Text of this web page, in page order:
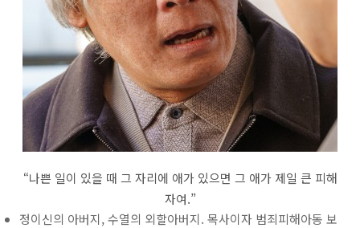
“나쁜 일이 있을 때 그 자리에 애가 있으면 그 애가 제일 큰 피해
자여.”
정이신의 아버지, 수열의 외할아버지. 목사이자 범죄피해아동 보